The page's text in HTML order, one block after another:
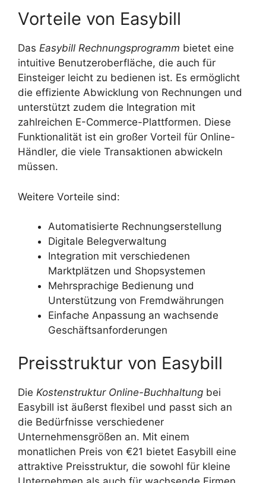
Vorteile von Easybill
Das Easybill Rechnungsprogramm bietet eine
intuitive Benutzeroberfläche, die auch für
Einsteiger leicht zu bedienen ist. Es ermöglicht
die effiziente Abwicklung von Rechnungen und
unterstützt zudem die Integration mit
zahlreichen E-Commerce-Plattformen. Diese
Funktionalität ist ein großer Vorteil für Online-
Händler, die viele Transaktionen abwickeln
müssen.
Weitere Vorteile sind:
Automatisierte Rechnungserstellung
Digitale Belegverwaltung
Integration mit verschiedenen
Marktplätzen und Shopsystemen
Mehrsprachige Bedienung und
Unterstützung von Fremdwährungen
Einfache Anpassung an wachsende
Geschäftsanforderungen
Preisstruktur von Easybill
Die Kostenstruktur Online-Buchhaltung bei
Easybill ist äußerst flexibel und passt sich an
die Bedürfnisse verschiedener
Unternehmensgrößen an. Mit einem
monatlichen Preis von €21 bietet Easybill eine
attraktive Preisstruktur, die sowohl für kleine